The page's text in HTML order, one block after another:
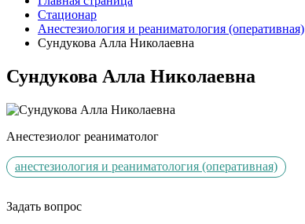
Стационар
Анестезиология и реаниматология (оперативная)
Сундукова Алла Николаевна
Сундукова Алла Николаевна
Анестезиолог реаниматолог
анестезиология и реаниматология (оперативная)
Задать вопрос